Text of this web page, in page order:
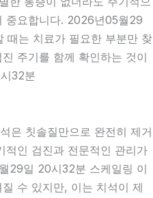
중요합니다. 2026년05월29
때는 치료가 필요한 부분만 찾
주기를 함께 확인하는 것이
32분
은 칫솔질만으로 완전히 제거
적인 검진과 전문적인 관리가
29일 20시32분 스케일링 이
수 있지만, 이는 치석이 제